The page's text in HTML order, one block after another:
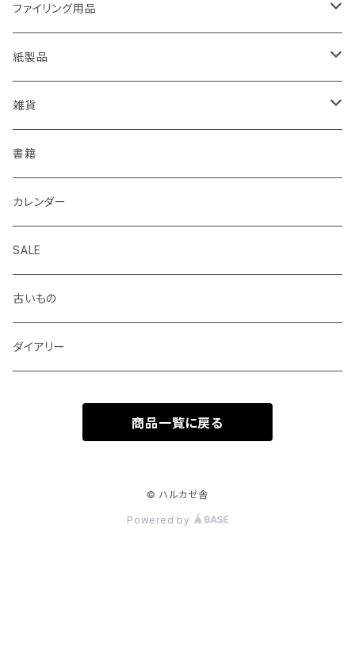
Laufern
EISEN
KOHINOOR
Helix
BIC
centropen
AUTOPOINT
PARKER
kanaexpress
久奈屋
はらぺこめがね
ALASKA BUNGU
ノラヤ
杉本ふみ
みやしたゆみ
池田久美子
シャープペンシル、芯ホルダー
万年筆
色鉛筆、クレヨン
ミニカード
便箋、一筆箋
封筒、ポチ袋
糊、テープ、テープカッター
ハンコ、スタンプ、スタンプ台
ハサミ、カッター、カッティングマット
修正液、修正テープ
パンチ、ステープラー
定規、テンプレート
クリップ、割ピン、画鋲、輪ゴム、状差し
消しゴム
ファイリング用品
クリップボード
ファイル、カルトン
スクラップブック、アルバム
紙製品
伝票、領収書、納品書
メモカード、ラベルブック
マスキングテープ
付箋、シール
包装紙、紙袋
チケット、マッチラベル、切手
雑貨
ペンケース、お財布、ポーチ、カードケース
ブックカバー、栞、ブックスタンド
バッグ
バッジ、ブローチ、キーホルダー
ハンカチ、手ぬぐい
書籍
カレンダー
SALE
古いもの
ダイアリー
商品一覧に戻る
© ハルカゼ舎
Powered by